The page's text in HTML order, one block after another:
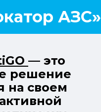
АЗС»
— это
решение
на своем